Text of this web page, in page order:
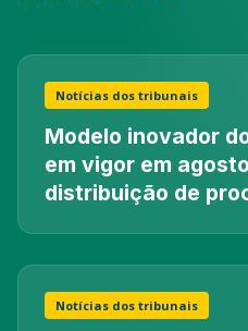
Notícias dos tribunais
Modelo inovador
em vigor em
distribuição de
Notícias dos tribunais